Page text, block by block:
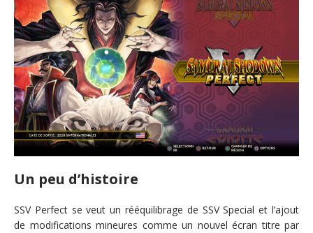
Un peu d’histoire
SSV Perfect se veut un rééquilibrage de SSV Special et l’ajout
de modifications mineures comme un nouvel écran titre par